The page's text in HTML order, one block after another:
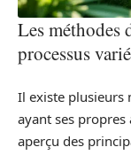
Les méthodes
processus
Il existe plusieurs
ayant ses propres
aperçu des